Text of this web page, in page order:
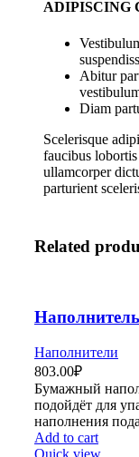
ADIPISCING
Abitur
Diam
Scelerisque
faucibus
ullamcorper
parturient
Related
Наполнители
803.00₽
Бумажный
подойдёт для
наполнения
Add to cart
Quick view